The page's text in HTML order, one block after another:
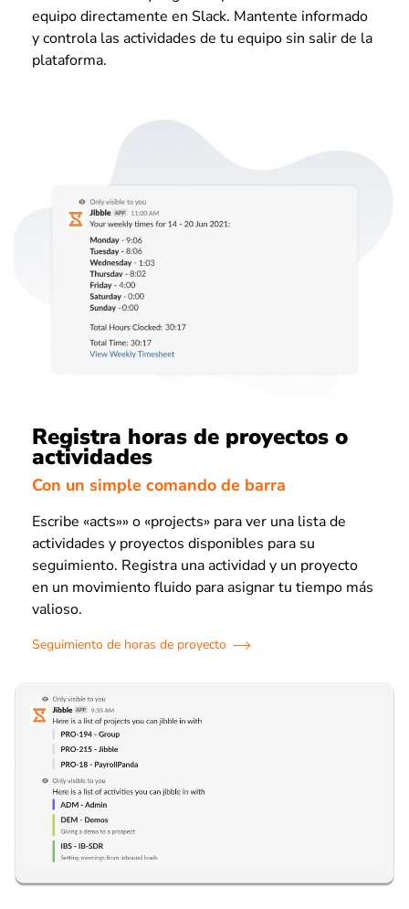
equipo directamente en Slack. Mantente informado
y controla las actividades de tu equipo sin salir de la
plataforma.
Registra horas de proyectos o
actividades
Con un simple comando de barra
Escribe «acts»» o «projects» para ver una lista de
actividades y proyectos disponibles para su
seguimiento. Registra una actividad y un proyecto
en un movimiento fluido para asignar tu tiempo más
valioso.
Seguimiento de horas de proyecto